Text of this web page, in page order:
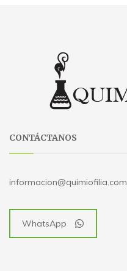
CONTÁCTANOS
informacion@quimiofilia.com
WhatsApp